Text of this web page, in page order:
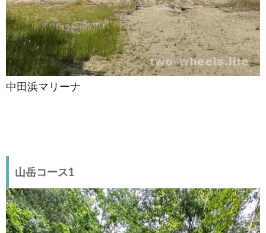
中田浜マリーナ
山岳コース1